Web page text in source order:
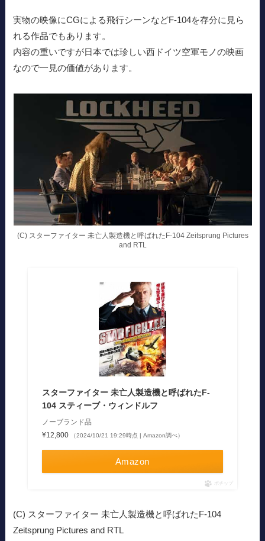
実物の映像にCGによる飛行シーンなどF-104を存分に見ら
れる作品でもあります。
内容の重いですが日本では珍しい西ドイツ空軍モノの映画
なので一見の価値があります。
(C) スターファイター 未亡人製造機と呼ばれたF-104 Zeitsprung Pictures
and RTL
スターファイター 未亡人製造機と呼ばれたF-
104 スティーブ・ウィンドルフ
ノーブランド品
¥12,800
（2024/10/21 19:29時点 | Amazon調べ）
Amazon
ポチップ
(C) スターファイター 未亡人製造機と呼ばれたF-104
Zeitsprung Pictures and RTL